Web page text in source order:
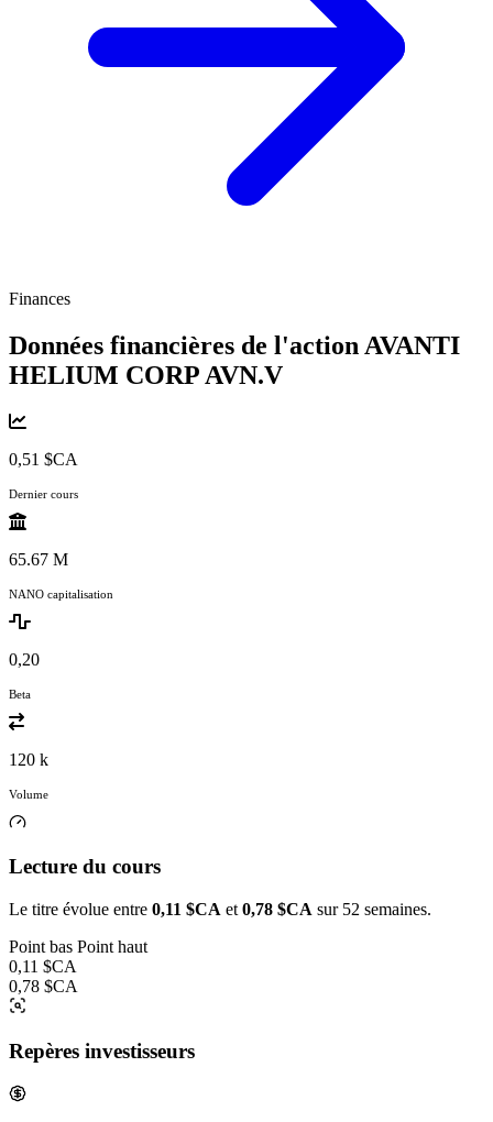
Finances
Données financières de l'action AVANTI
HELIUM CORP AVN.V
0,51 $CA
Dernier cours
65.67 M
NANO capitalisation
0,20
Beta
120 k
Volume
Lecture du cours
Le titre évolue entre 0,11 $CA et 0,78 $CA sur 52 semaines.
Point bas Point haut
0,11 $CA
0,78 $CA
Repères investisseurs